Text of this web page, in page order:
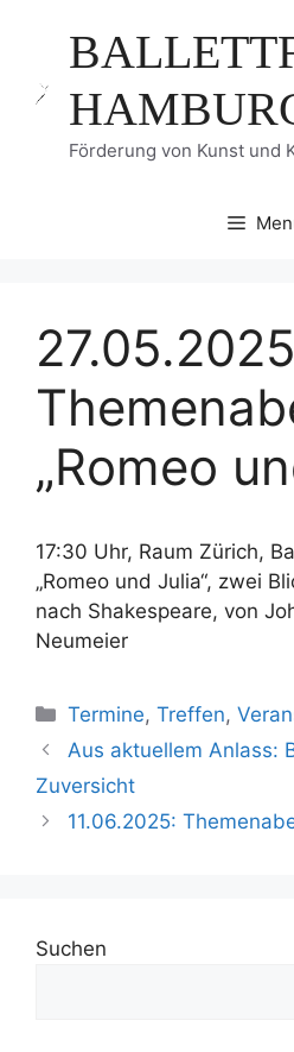
springen
Förderung von Kunst und
„Romeo
17:30 Uhr, Raum Zürich,
„Romeo und Julia“, zwei
nach Shakespeare, von
Neumeier
Kategorien
Termine,Treffen,
Aus aktuellem Anlass:
Zuversicht
11.06.2025:
Suchen